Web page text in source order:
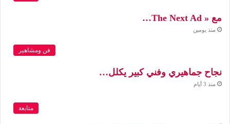
مع « The Next Ad…
منذ يومين
فن ومشاهير
نجاح جماهيري وفني كبير يكلل…
منذ 3 أيام
متابعة